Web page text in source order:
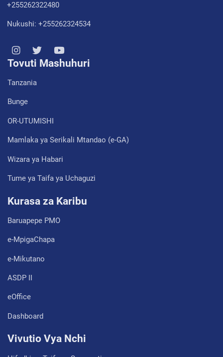
+255262322480
Nukushi: +255262324534
Tovuti Mashuhuri
Tanzania
Bunge
OR-UTUMISHI
Mamlaka ya Serikali Mtandao (e-GA)
Wizara ya Habari
Tume ya Taifa ya Uchaguzi
Kurasa za Karibu
Baruapepe PMO
e-MpigaChapa
e-Mikutano
ASDP II
eOffice
Dashboard
Vivutio Vya Nchi